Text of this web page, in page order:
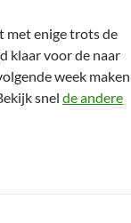
met enige trots de
klaar voor de naar
week maken
snel de andere